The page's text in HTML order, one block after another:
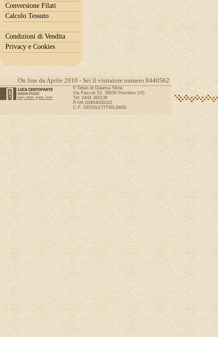
Conversione Filati
Calcolo Tessuto
Condizioni di Vendita
Privacy e Cookies
On line da Aprile 2010 - Sei il visitatore numero 8440562
Il Telaio di Gaiarsa Silvia
Via Pascoli 53, 36030 Povolaro (VI)
Tel: 0444 360136
P.IVA 03464000243
C.F. GRSSLV72T60L840G